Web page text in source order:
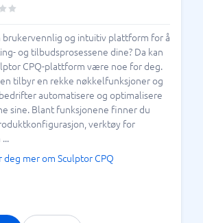
og intuitiv plattform for å
og tilbudsprosessene dine? Da kan
CPQ-plattform være noe for deg.
tilbyr en rekke nøkkelfunksjoner og
automatisere og optimalisere
sine. Blant funksjonene finner du
verktøy for
deg mer om Sculptor CPQ